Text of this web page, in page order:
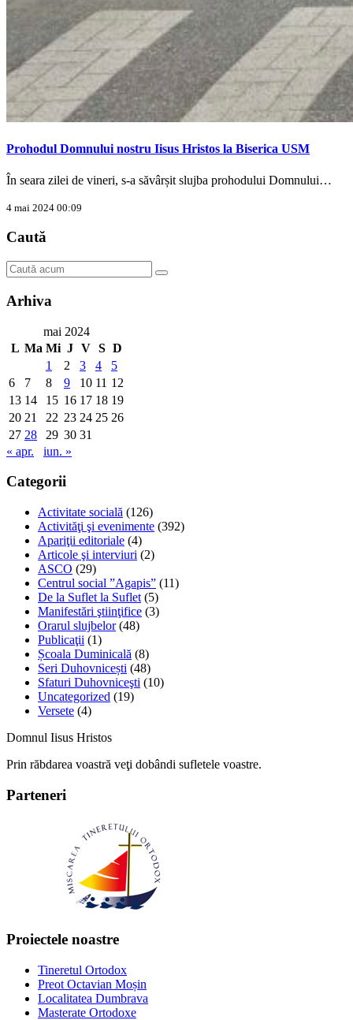
Prohodul Domnului nostru Iisus Hristos la Biserica USM
În seara zilei de vineri, s-a săvârșit slujba prohodului Domnului…
4 mai 2024 00:09
Caută
Arhiva
mai 2024
L Ma Mi J V S D
1
2 3 4
5
6
7 8 9 10 11 12
13 14 15 16 17 18 19
20 21 22 23 24 25 26
27 28 29 30 31
« apr.
iun. »
Categorii
Activitate socială (126)
Activităţi şi evenimente (392)
Apariţii editoriale (4)
Articole şi interviuri (2)
ASCO (29)
Centrul social ”Agapis” (11)
De la Suflet la Suflet (5)
Manifestări ştiinţifice (3)
Orarul slujbelor(48)
Publicaţii (1)
Școala Duminicală (8)
Seri Duhovnicești (48)
Sfaturi Duhovniceşti (10)
Uncategorized (19)
Versete (4)
Domnul Iisus Hristos
Prin răbdarea voastră veţi dobândi sufletele voastre.
Parteneri
Proiectele noastre
Tineretul Ortodox
Preot Octavian Moșin
Localitatea Dumbrava
Masterate Ortodoxe